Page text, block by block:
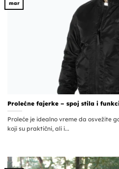
Prolećne fajerke – spoj stila i
Proleće je idealno vreme da osvežite
koji su praktični, ali i...
mar